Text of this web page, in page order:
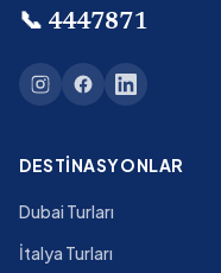
📞 4447871
DESTINASYONLAR
Dubai Turları
İtalya Turları